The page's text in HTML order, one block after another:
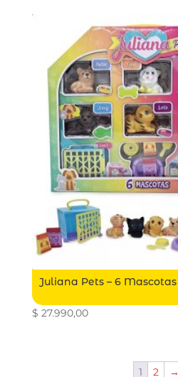
Juliana Pets – 6 Mascotas
$ 27.990,00
1 2 →